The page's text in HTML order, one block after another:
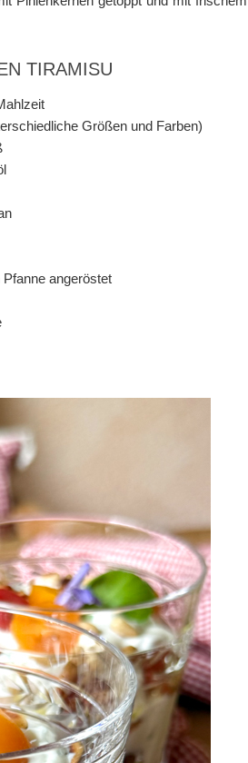
TIRAMISU
Größen und Farben)
angeröstet